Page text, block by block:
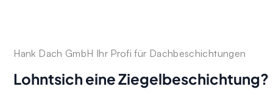
Hank Dach GmbH Ihr Profi für Dachbeschichtungen
Lohntsich eine Ziegelbeschichtung?